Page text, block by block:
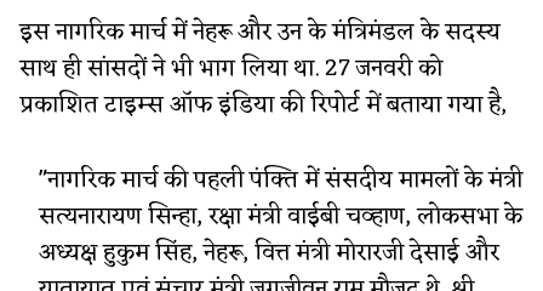
इस नागरिक मार्च में नेहरू और उन के मंत्रिमंडल के सदस्य
साथ ही सांसदों ने भी भाग लिया था. 27 जनवरी को
प्रकाशित टाइम्स ऑफ इंडिया की रिपोर्ट में बताया गया है,
"नागरिक मार्च की पहली पंक्ति में संसदीय मामलों के मंत्री
सत्यनारायण सिन्हा, रक्षा मंत्री वाईबी चव्हाण, लोकसभा के
अध्यक्ष हुकुम सिंह, नेहरू, वित्त मंत्री मोरारजी देसाई और